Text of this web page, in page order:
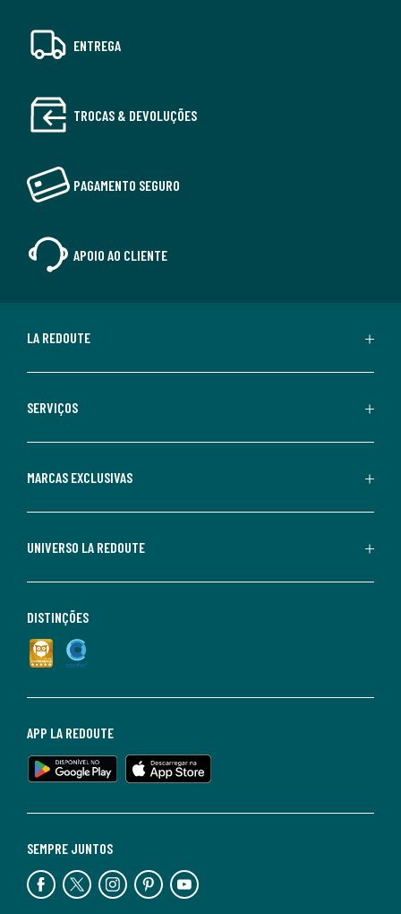
ENTREGA
TROCAS & DEVOLUÇÕES
PAGAMENTO SEGURO
APOIO AO CLIENTE
LA REDOUTE
SERVIÇOS
MARCAS EXCLUSIVAS
UNIVERSO LA REDOUTE
SEMPRE JUNTOS
APP LA REDOUTE
DISTINÇÕES